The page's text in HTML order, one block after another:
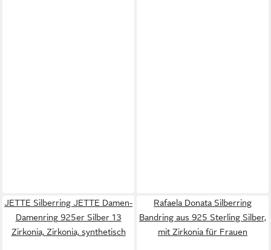
JETTE Silberring JETTE Damen-
Damenring 925er Silber 13
Zirkonia, Zirkonia, synthetisch
Rafaela Donata Silberring
Bandring aus 925 Sterling Silber,
mit Zirkonia für Frauen